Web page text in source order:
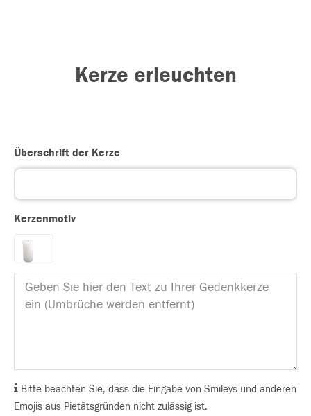
Kerze erleuchten
Überschrift der Kerze
Kerzenmotiv
Bitte beachten Sie, dass die Eingabe von Smileys und anderen
Emojis aus Pietätsgründen nicht zulässig ist.